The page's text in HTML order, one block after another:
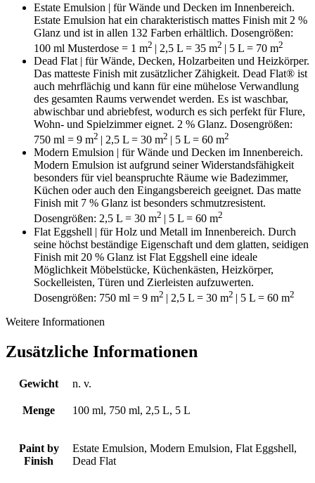
Estate Emulsion | für Wände und Decken im Innenbereich.
Estate Emulsion hat ein charakteristisch mattes Finish mit 2 %
Glanz und ist in allen 132 Farben erhältlich. Dosengrößen:
100 ml Musterdose = 1 m2 | 2,5 L = 35 m2 | 5 L = 70 m2
Dead Flat | für Wände, Decken, Holzarbeiten und Heizkörper.
Das matteste Finish mit zusätzlicher Zähigkeit. Dead Flat® ist
auch mehrflächig und kann für eine mühelose Verwandlung
des gesamten Raums verwendet werden. Es ist waschbar,
abwischbar und abriebfest, wodurch es sich perfekt für Flure,
Wohn- und Spielzimmer eignet. 2 % Glanz. Dosengrößen:
750 ml = 9 m2 | 2,5 L = 30 m2 | 5 L = 60 m2
Modern Emulsion | für Wände und Decken im Innenbereich.
Modern Emulsion ist aufgrund seiner Widerstandsfähigkeit
besonders für viel beanspruchte Räume wie Badezimmer,
Küchen oder auch den Eingangsbereich geeignet. Das matte
Finish mit 7 % Glanz ist besonders schmutzresistent.
Dosengrößen: 2,5 L = 30 m2 | 5 L = 60 m2
Flat Eggshell | für Holz und Metall im Innenbereich. Durch
seine höchst beständige Eigenschaft und dem glatten, seidigen
Finish mit 20 % Glanz ist Flat Eggshell eine ideale
Möglichkeit Möbelstücke, Küchenkästen, Heizkörper,
Sockelleisten, Türen und Zierleisten aufzuwerten.
Dosengrößen: 750 ml = 9 m2 | 2,5 L = 30 m2 | 5 L = 60 m2
Weitere Informationen
Zusätzliche Informationen
Gewicht n. v.
Menge 100 ml, 750 ml, 2,5 L, 5 L
Paint by
Finish
Estate Emulsion, Modern Emulsion, Flat Eggshell,
Dead Flat